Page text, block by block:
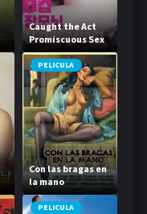
Caught the Act
Promiscuous Sex
Life
PELICULA
Con las bragas en
la mano
PELICULA